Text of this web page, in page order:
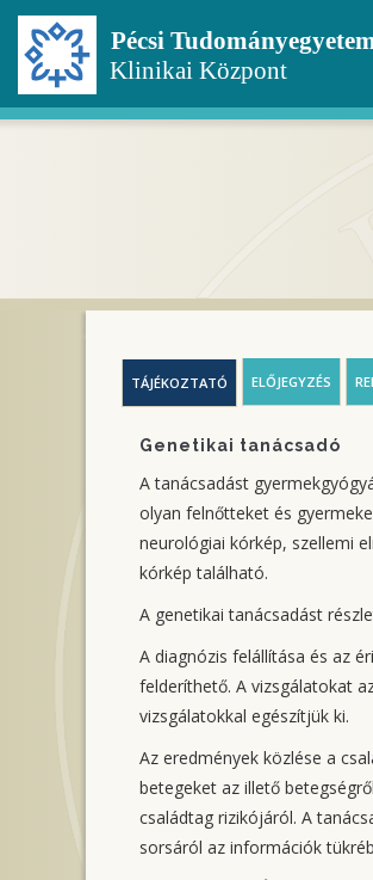
Ugrás
tartalomra
TÁJÉKOZTATÓ ELŐJEGYZÉS
Genetikai tanácsadó
A tanácsadást
olyan felnőtteket és
neurológiai kórkép, szellemi
kórkép található.
A genetikai tanácsadást
A diagnózis felállítása és az
felderíthető. A vizsgálatokat
vizsgálatokkal egészítjük ki.
Az eredmények közlése a
betegeket az illető
családtag rizikójáról. A
sorsáról az információk